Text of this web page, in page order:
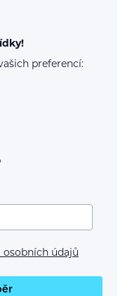
preferencí:
údajů